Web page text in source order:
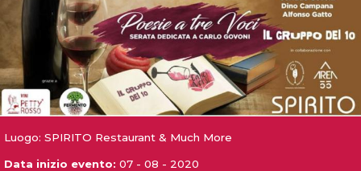
Luogo: SPIRITO Restaurant & Much More
Data inizio evento: 07 - 08 - 2020